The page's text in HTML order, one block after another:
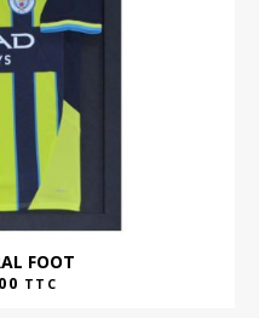
FOOT
TTC